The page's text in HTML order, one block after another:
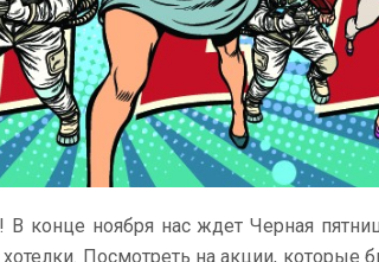
конце ноября нас ждет Черная
Посмотреть на акции, которые